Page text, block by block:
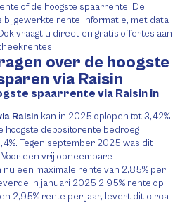
of de hoogste spaarrente. De
rente-informatie, met data
vraagt u direct en gratis offertes aan
over de hoogste
via Raisin
spaarrente via Raisin in
Raisin kan in 2025 oplopen tot 3,42%
hoogste depositorente bedroeg
Tegen september 2025 was dit
een vrij opneembare
een maximale rente van 2,85% per
in januari 2025 2,95% rente op.
2,95% rente per jaar, levert dit circa